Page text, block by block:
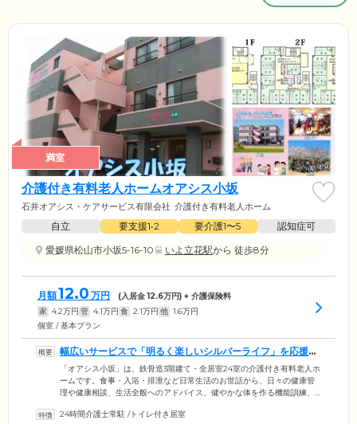
満室
介護付き有料老人ホームオアシス小坂
石井オアシス・ケアサービス有限会社 介護付き有料老人ホーム
自立 要支援1•2 要介護1〜5
認知症可
愛媛県松山市小坂5-16-10
いよ立花駅から 徒歩8分
月額12.0 万円 (入居金12.6万円) + 介護保険料
家 4.2万円 管 4.1万円 食 2.1万円 他 1.6万円
個室 / 基本プラン
幅広いサービスで「明るく楽しいシルバーライフ」を応援し
ます
「オアシス小坂」は、鉄骨造3階建て・全居室24室の介護付き有料老人ホ
ームです。食事・入浴・排泄など日常生活のお世話から、日々の健康管
理や健康相談、生活全般へのアドバイス、健やかな体を作る機能訓練、
居者様の明るく楽しいシルバーライフを応援しています。お部屋は全室
24時間介護士常駐 /トイレ付き居室